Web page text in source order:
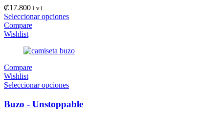
₡17.800 i.v.i.
Seleccionar opciones
Compare
Wishlist
Compare
Wishlist
Seleccionar opciones
Buzo - Unstoppable